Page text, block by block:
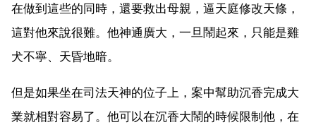
在做到這些的同時，還要救出母親，逼天庭修改天條，
這對他來說很難。他神通廣大，一旦鬧起來，只能是雞
犬不寧、天昏地暗。
但是如果坐在司法天神的位子上，案中幫助沉香完成大
業就相對容易了。他可以在沉香大鬧的時候限制他，在